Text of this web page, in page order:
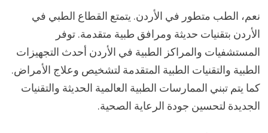
نعم، الطب متطور في الأردن. يتمتع القطاع الطبي في
الأردن بتقنيات حديثة ومرافق طبية متقدمة. توفر
المستشفيات والمراكز الطبية في الأردن أحدث التجهيزات
الطبية والتقنيات الطبية المتقدمة لتشخيص وعلاج الأمراض.
كما يتم تبني الممارسات الطبية العالمية الحديثة والتقنيات
الجديدة لتحسين جودة الرعاية الصحية.